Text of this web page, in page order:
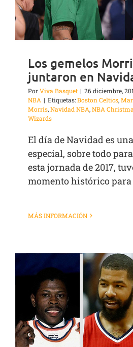
Los gemelos
juntaron en
PorViva Basquet | 26 diciembre,
NBA | Etiquetas:Boston Celtics,
Morris,Navidad NBA,NBA
Wizards
El día de Navidad es
especial, sobre todo
esta jornada de 2017,
momento histórico
MÁS INFORMACIÓN